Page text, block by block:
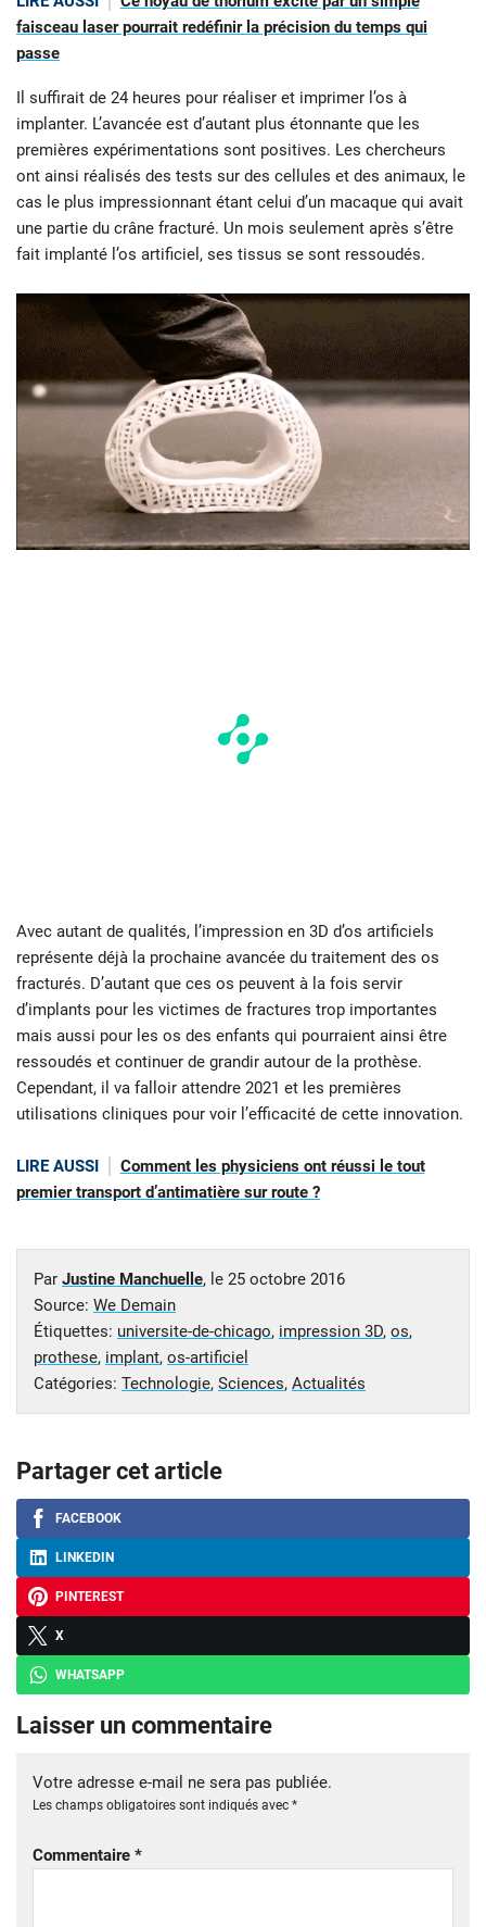
faisceau laser pourrait redéfinir la précision du temps qui
passe
Il suffirait de 24 heures pour réaliser et imprimer l’os à
implanter. L’avancée est d’autant plus étonnante que les
premières expérimentations sont positives. Les chercheurs
ont ainsi réalisés des tests sur des cellules et des animaux, le
cas le plus impressionnant étant celui d’un macaque qui avait
une partie du crâne fracturé. Un mois seulement après s’être
fait implanté l’os artificiel, ses tissus se sont ressoudés.
Avec autant de qualités, l’impression en 3D d’os artificiels
représente déjà la prochaine avancée du traitement des os
fracturés. D’autant que ces os peuvent à la fois servir
d’implants pour les victimes de fractures trop importantes
mais aussi pour les os des enfants qui pourraient ainsi être
ressoudés et continuer de grandir autour de la prothèse.
Cependant, il va falloir attendre 2021 et les premières
utilisations cliniques pour voir l’efficacité de cette innovation.
LIRE AUSSI
Comment les physiciens ont réussi le tout
premier transport d’antimatière sur route ?
Par Justine Manchuelle, le 25 octobre 2016
Source: We Demain
Étiquettes: universite-de-chicago, impression 3D, os,
prothese, implant, os-artificiel
Catégories: Technologie, Sciences, Actualités
Partager cet article
FACEBOOK
LINKEDIN
PINTEREST
X
WHATSAPP
Laisser un commentaire
Votre adresse e-mail ne sera pas publiée.
Les champs obligatoires sont indiqués avec *
Commentaire *